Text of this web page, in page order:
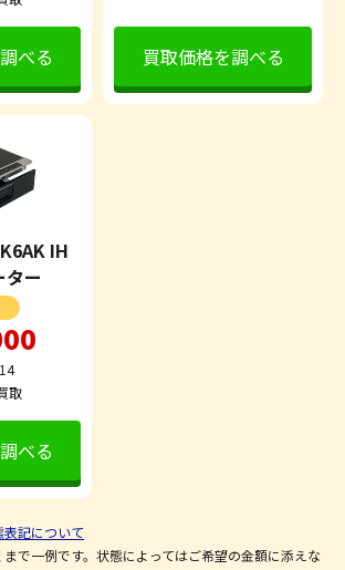
べる 買取価格を調べる
IH
ター
取
べる
表記について
で一例です。状態によってはご希望の金額に添えな